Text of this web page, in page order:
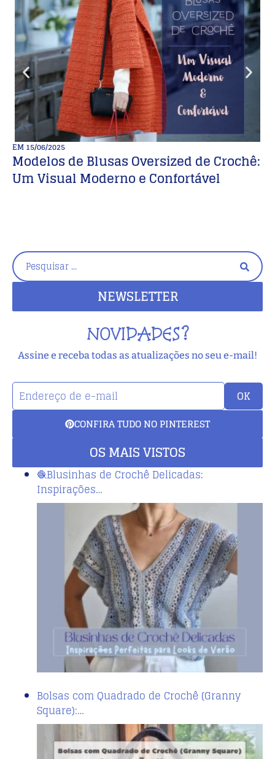
EM15/06/2025
Modelos de Blusas Oversized de Crochê:
Um Visual Moderno e Confortável
NEWSLETTER
NOVIDADES?
Assine e receba todas as atualizações no seu e-mail!
OK
CONFIRA TUDO NO PINTEREST
OS MAIS VISTOS
🧶Blusinhas de Crochê Delicadas:
Inspirações…
Bolsas com Quadrado de Crochê (Granny
Square):…